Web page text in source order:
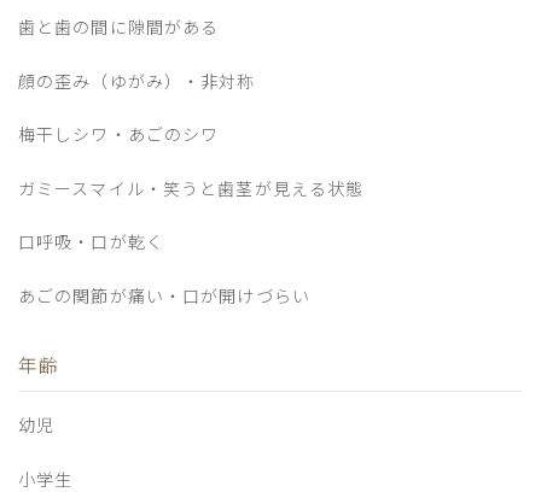
歯と歯の間に隙間がある
顔の歪み（ゆがみ）・非対称
梅干しシワ・あごのシワ
ガミースマイル・笑うと歯茎が見える状態
口呼吸・口が乾く
あごの関節が痛い・口が開けづらい
年齢
幼児
小学生